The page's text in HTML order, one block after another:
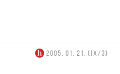
2005. 01. 21. (IX/3)